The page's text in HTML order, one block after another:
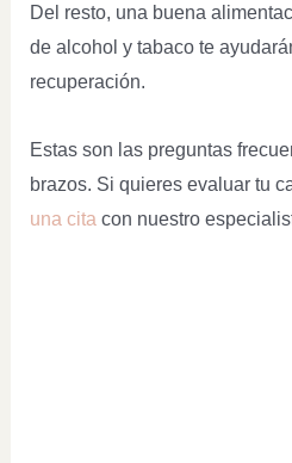
Del resto, una buena
de alcohol y tabaco te
recuperación.
Estas son las preguntas
brazos. Si quieres evaluar tu
una cita con nuestro